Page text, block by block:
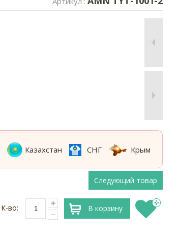
Казахстан СНГ Крым
Следующий товар
К-во: В корзину